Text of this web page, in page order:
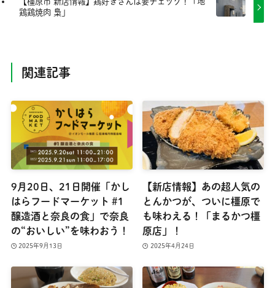
鶏鶏焼肉 梟」
関連記事
9月20日、21日開催「かし
はらフードマーケット #1
醸造酒と奈良の食」で奈良
の“おいしい”を味わおう！
2025年9月13日
【新店情報】あの超人気の
とんかつが、ついに橿原で
も味わえる！「まるかつ橿
原店」！
2025年4月24日